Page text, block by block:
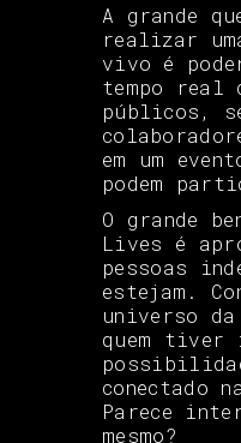
A grande
realizar
vivo é
tempo real
públicos,
em um
podem
O grande
Lives é
pessoas
estejam.
universo da
quem tiver
conectado
Parece
mesmo?